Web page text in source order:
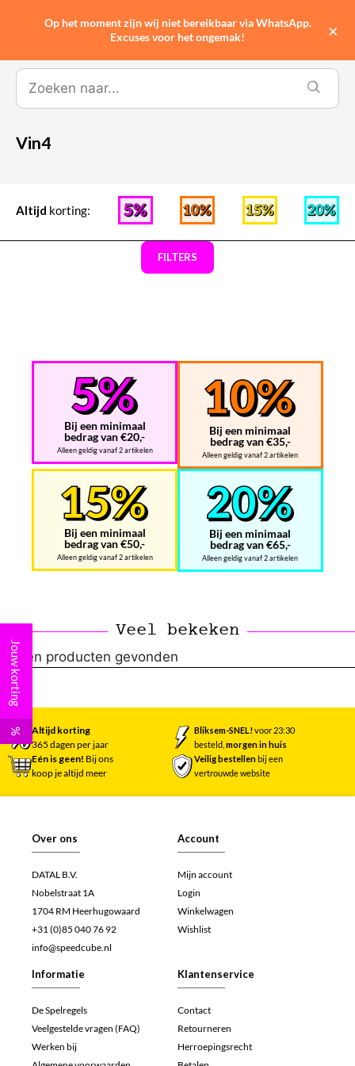
Vin4
Altijd korting:
FILTERS
Bij een minimaal
bedrag van €20,-
Alleen geldig vanaf 2 artikelen
Bij een minimaal
bedrag van €35,-
Alleen geldig vanaf 2 artikelen
Bij een minimaal
bedrag van €50,-
Alleen geldig vanaf 2 artikelen
Bij een minimaal
bedrag van €65,-
Alleen geldig vanaf 2 artikelen
Veel bekeken
Geen producten gevonden
Altijd korting
365 dagen per jaar
Bliksem-SNEL!voor 23:30
besteld,morgen in huis
Eén is geen! Bij ons
koop je altijd meer
Veilig bestellenbij een
vertrouwde website
Over ons
DATAL B.V.
Nobelstraat 1A
1704 RM Heerhugowaard
+31 (0)85 040 76 92
info@speedcube.nl
Account
Mijn account
Login
Winkelwagen
Wishlist
Informatie
De Spelregels
Veelgestelde vragen (FAQ)
Werken bij
Klantenservice
Contact
Retourneren
Herroepingsrecht
Jouw korting
%
Op het moment zijn wij niet bereikbaar via WhatsApp.
Excuses voor het ongemak!
×